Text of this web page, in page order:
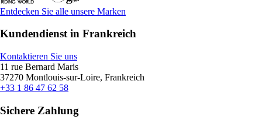
Entdecken Sie alle unsere Marken
Kundendienst in Frankreich
Kontaktieren Sie uns
11 rue Bernard Maris
37270 Montlouis-sur-Loire, Frankreich
+33 1 86 47 62 58
Sichere Zahlung